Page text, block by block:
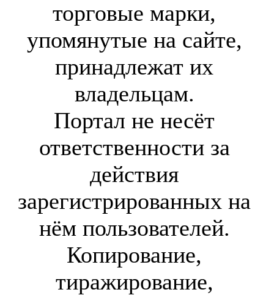
торговые марки,
упомянутые на сайте,
принадлежат их
владельцам.
Портал не несёт
ответственности за
действия
зарегистрированных на
нём пользователей.
Копирование,
тиражирование,